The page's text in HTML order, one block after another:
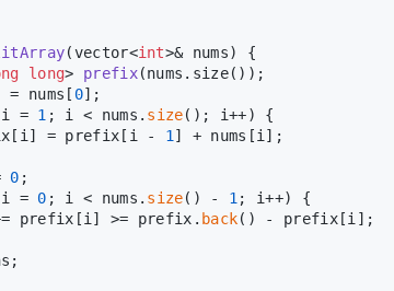
(vector<int>& nums)
{
long> prefix(nums.size()) ;
= nums[ 0];
i = 1 ; i < nums. size(); i++) {
= prefix[i -
1 ] + nums[i];
0 ;
i = 0 ; i < nums. size() - 1 ; i++) {
prefix[i] >= prefix.
back() - prefix[i];